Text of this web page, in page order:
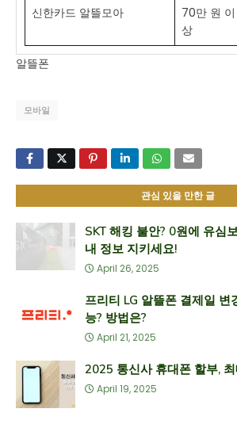
신한카드 알뜰모아
70만 원 이
상
알뜰폰
모바일
관심 있을 만한 글
SKT 해킹 불안? 0원에 유심
내 정보 지키세요!
April 26, 2025
프리티 LG 알뜰폰 결제일 변
능? 방법은?
April 21, 2025
2025 통신사 휴대폰 할부,
April 19, 2025